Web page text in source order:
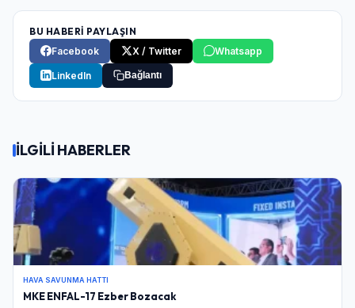
BU HABERİ PAYLAŞIN
Facebook
X / Twitter Whatsapp
LinkedIn Bağlantı
İLGİLİ HABERLER
HAVA SAVUNMA HATTI
MKE ENFAL-17 Ezber Bozacak